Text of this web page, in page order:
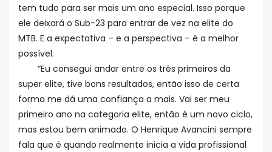
tem tudo para ser mais um ano especial. Isso porque
ele deixará o Sub-23 para entrar de vez na elite do
MTB. E a expectativa – e a perspectiva – é a melhor
possível.
“Eu consegui andar entre os três primeiros da
super elite, tive bons resultados, então isso de certa
forma me dá uma confiança a mais. Vai ser meu
primeiro ano na categoria elite, então é um novo ciclo,
mas estou bem animado. O Henrique Avancini sempre
fala que é quando realmente inicia a vida profissional